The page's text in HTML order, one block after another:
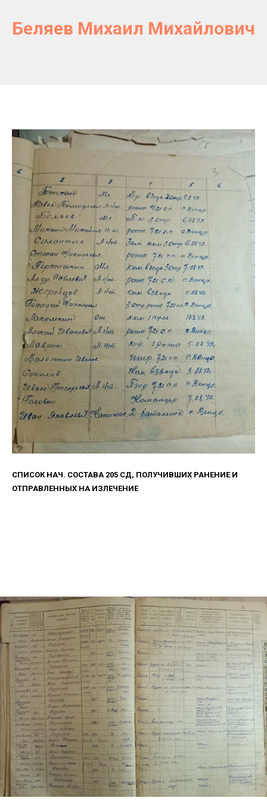
Беляев Михаил Михайлович
СПИСОК НАЧ. СОСТАВА 205 СД, ПОЛУЧИВШИХ РАНЕНИЕ И
ОТПРАВЛЕННЫХ НА ИЗЛЕЧЕНИЕ